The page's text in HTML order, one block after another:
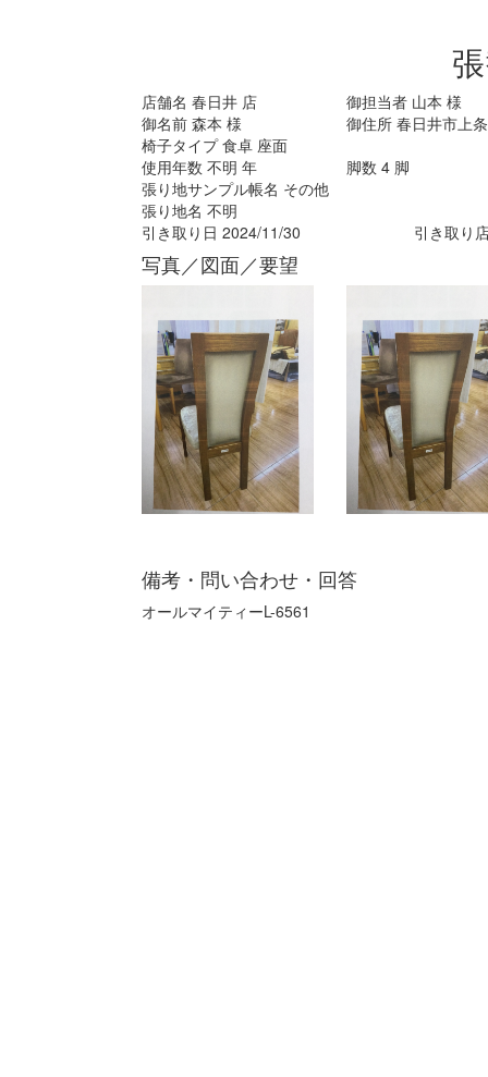
店舗名 春日井 店 御担当者 山本 様
御名前 森本 様 御住所 春日井市上
椅子タイプ食卓 座面
使用年数 不明 年 脚数 4脚
張り地サンプル帳名 その他
張り地名 不明
引き取り日 2024/11/30 引き取り
写真／図面／要望
備考・問い合わせ・回答
オールマイティーL-6561